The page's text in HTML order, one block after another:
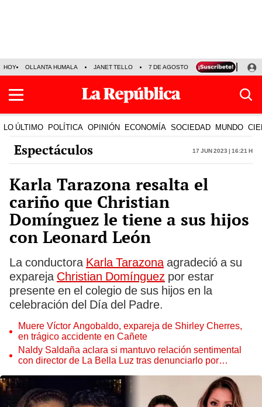
HOY OLLANTA HUMALA JANET TELLO 7 DE AGOSTO TINKA RESULTADOS
LO ÚLTIMO POLÍTICA OPINIÓN ECONOMÍA SOCIEDAD MUNDO
Espectáculos 17 Jun 2023 | 16:21 h
Karla Tarazona resalta el
cariño que Christian
Domínguez le tiene a sus hijos
con Leonard León
La conductora Karla Tarazonaagradeció a su
expareja Christian Domínguez por estar
presente en el colegio de sus hijos en la
celebración del Día del Padre.
Muere Víctor Angobaldo, expareja de Shirley Cherres,
en trágico accidente en Cañete
Naldy Saldaña aclara si mantuvo relación sentimental
con director de La Bella Luz tras denunciarlo por